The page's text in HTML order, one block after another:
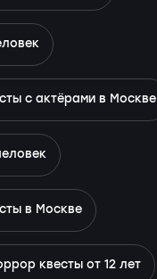
с актёрами в Москве
в Москве
квесты от 12 лет